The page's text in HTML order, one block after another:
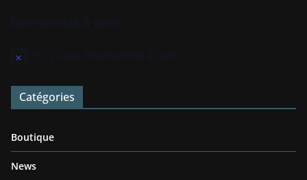
N
t
c
Catégories
Boutique
News